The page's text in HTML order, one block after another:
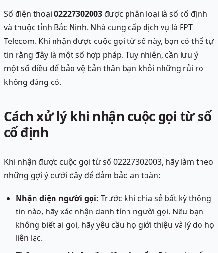
Số điện thoại 02227302003được phân loại là số cố định
và thuộc tỉnh Bắc Ninh. Nhà cung cấp dịch vụ là FPT
Telecom. Khi nhận được cuộc gọi từ số này, bạn có thể tự
tin rằng đây là một số hợp pháp. Tuy nhiên, cần lưu ý
một số điều để bảo vệ bản thân bạn khỏi những rủi ro
không đáng có.
Cách xử lý khi nhận cuộc gọi từ số
cố định
Khi nhận được cuộc gọi từ số 02227302003, hãy làm theo
những gợi ý dưới đây để đảm bảo an toàn:
Nhận diện người gọi: Trước khi chia sẻ bất kỳ thông
tin nào, hãy xác nhận danh tính người gọi. Nếu bạn
không biết ai gọi, hãy yêu cầu họ giới thiệu và lý do họ
liên lạc.